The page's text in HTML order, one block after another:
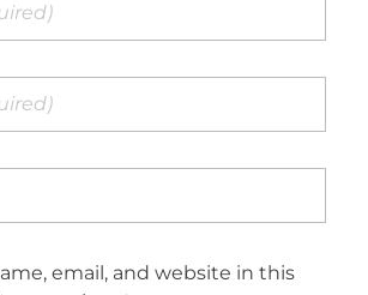
email, and website in this